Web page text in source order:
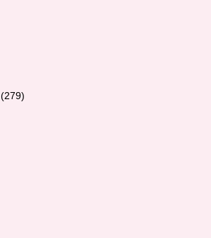
(279)